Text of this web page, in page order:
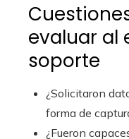
evaluar al
soporte
¿Solicitaron
forma de
¿Fueron